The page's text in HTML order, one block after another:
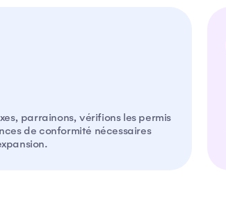
parrainons, vérifions les permis
de conformité nécessaires